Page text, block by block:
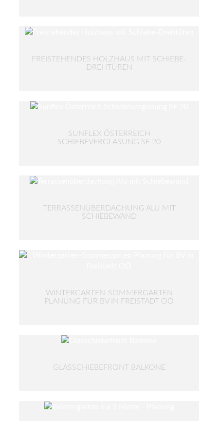
FREISTEHENDES HOLZHAUS MIT SCHIEBE-
DREHTÜREN
SUNFLEX ÖSTERREICH
SCHIEBEVERGLASUNG SF 20
TERRASSENÜBERDACHUNG ALU MIT
SCHIEBEWAND
WINTERGARTEN-SOMMERGARTEN
PLANUNG FÜR BV IN FREISTADT OÖ
GLASSCHIEBEFRONT BALKONE